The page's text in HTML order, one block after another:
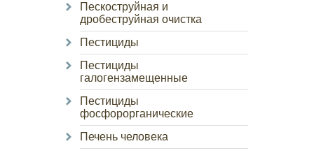
Пескоструйная и
дробеструйная очистка
Пестициды
Пестициды
галогензамещенные
Пестициды
фосфорорганические
Печень человека